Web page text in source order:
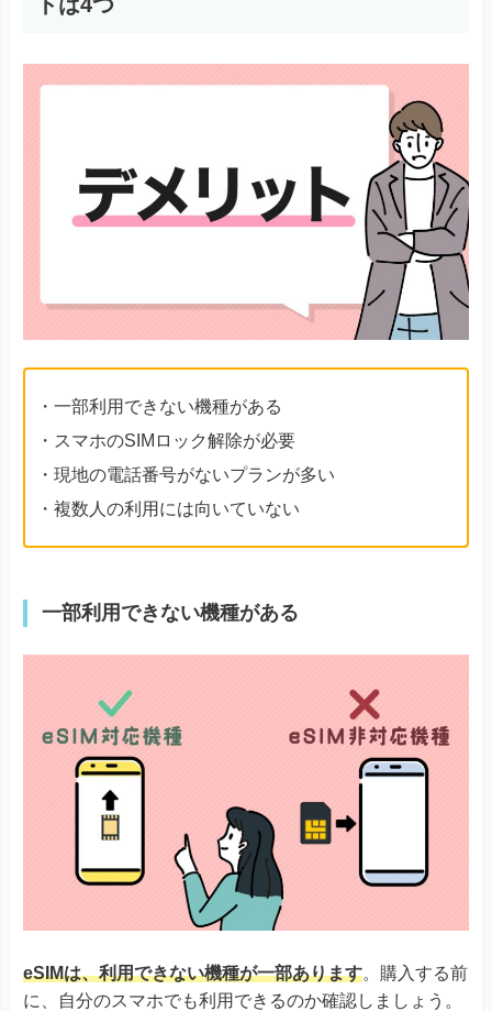
・一部利用できない機種がある
・スマホのSIMロック解除が必要
・現地の電話番号がないプランが多い
・複数人の利用には向いていない
一部利用できない機種がある
eSIMは、利用できない機種が一部あります。購入する前
に、自分のスマホでも利用できるのか確認しましょう。